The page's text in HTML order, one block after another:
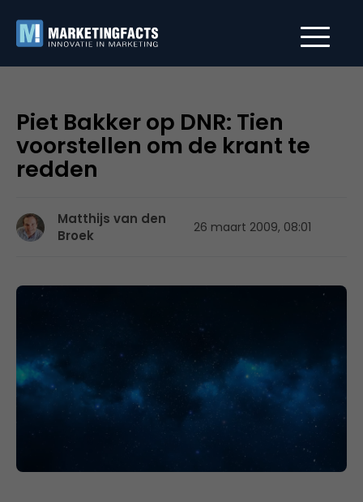
Piet Bakker op DNR: Tien
voorstellen om de krant te
redden
Matthijs van den
Broek
26 maart 2009, 08:01